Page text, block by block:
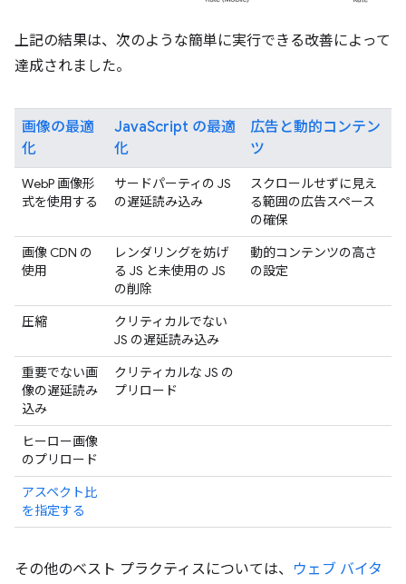
上記の結果は、次のような簡単に実行できる改善によって
達成されました。
画像の最適
化
JavaScript の最適
化
広告と動的コンテン
ツ
WebP 画像形
式を使用する
サードパーティの JS
の遅延読み込み
スクロールせずに見え
る範囲の広告スペース
の確保
画像 CDN の
使用
レンダリングを妨げ
る JS と未使用の JS
の削除
動的コンテンツの高さ
の設定
圧縮
クリティカルでない
JS の遅延読み込み
重要でない画
像の遅延読み
込み
クリティカルな JS の
プリロード
ヒーロー画像
のプリロード
アスペクト比
を指定する
その他のベスト プラクティスについては、 ウェブ バイタ